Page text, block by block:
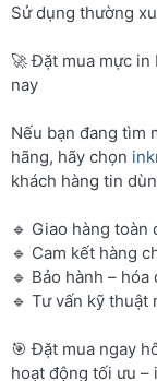
Sử dụng thường
🚀 Đặt mua mực
nay
Nếu bạn đang tìm
hãng, hãy chọn
khách hàng tin
🔹 Giao hàng toàn
🔹 Cam kết hàng
🔹 Bảo hành –
🔹 Tư vấn kỹ thuật
🎯 Đặt mua ngay
hoạt động tối ưu –